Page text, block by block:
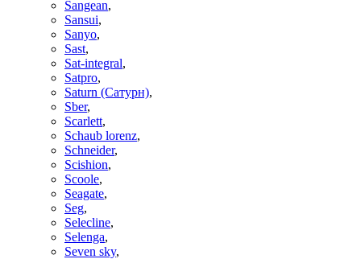
Sangean,
Sansui,
Sanyo,
Sast,
Sat-integral,
Satpro,
Saturn (Сатурн),
Sber,
Scarlett,
Schaub lorenz,
Schneider,
Scishion,
Scoole,
Seagate,
Seg,
Selecline,
Selenga,
Seven sky,